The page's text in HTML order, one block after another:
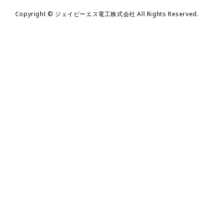
Copyright © ジェイピーエス電工株式会社 All Rights Reserved.